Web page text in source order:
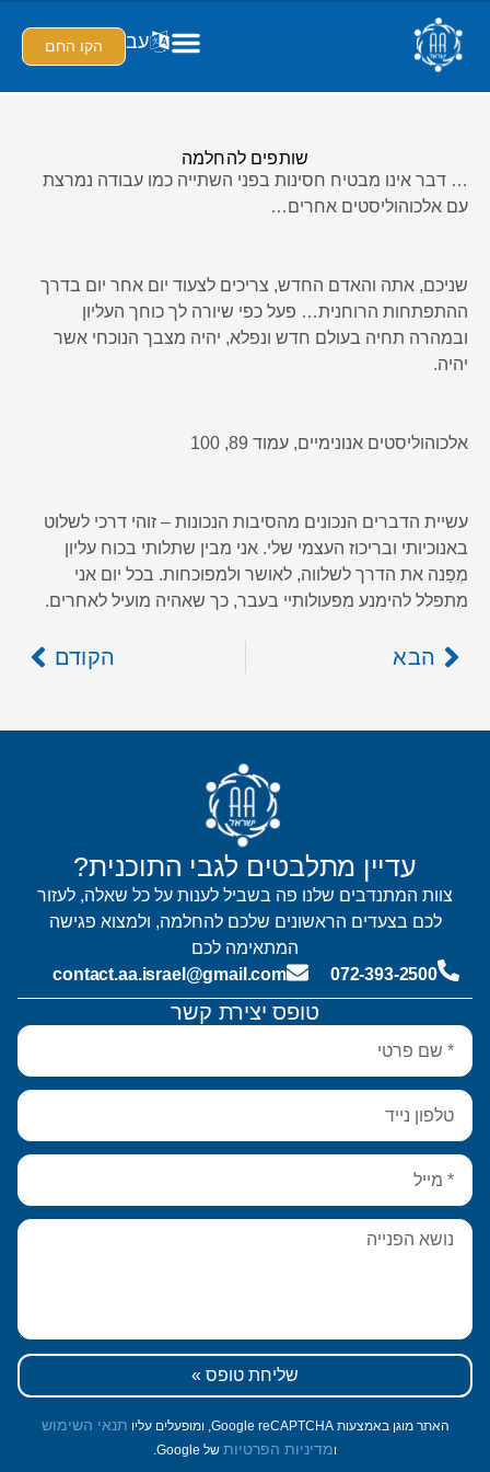
הקו החם עב
שותפים להחלמה
… דבר אינו מבטיח חסינות בפני השתייה כמו עבודה נמרצת
עם אלכוהוליסטים אחרים…
שניכם, אתה והאדם החדש, צריכים לצעוד יום אחר יום בדרך
ההתפתחות הרוחנית… פעל כפי שיורה לך כוחך העליון
ובמהרה תחיה בעולם חדש ונפלא, יהיה מצבך הנוכחי אשר
יהיה.
אלכוהוליסטים אנונימיים, עמוד 89, 100
עשיית הדברים הנכונים מהסיבות הנכונות – זוהי דרכי לשלוט
באנוכיותי ובריכוז העצמי שלי. אני מבין שתלותי בכוח עליון
מְפַנה את הדרך לשלווה, לאושר ולמפוכחות. בכל יום אני
מתפלל להימנע מפעולותיי בעבר, כך שאהיה מועיל לאחרים.
הבא הקודם
טופס יצירת קשר
שליחת טופס »
האתר מוגן באמצעות Google reCAPTCHA, ומופעלים עליו תנאי השימוש
ומדיניות הפרטיות של Google.
עדיין מתלבטים לגבי התוכנית?
צוות המתנדבים שלנו פה בשביל לענות על כל שאלה, לעזור
לכם בצעדים הראשונים שלכם להחלמה, ולמצוא פגישה
המתאימה לכם
072-393-2500
contact.aa.israel@gmail.com